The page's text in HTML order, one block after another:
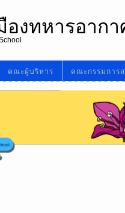
องทหารอาก
คณะผู้บริหาร คณะกรรมการ